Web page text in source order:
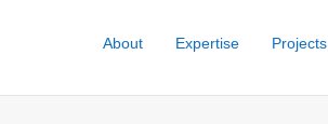
About Expertise Projects